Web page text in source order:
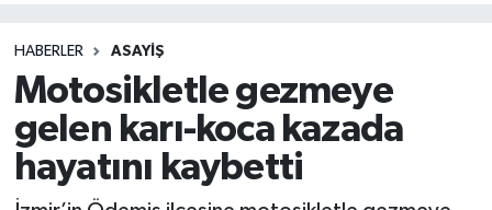
HABERLER ASAYIŞ
Motosikletle gezmeye
gelen karı-koca kazada
hayatını kaybetti
Ulusal Haberler
Vefat Edenler